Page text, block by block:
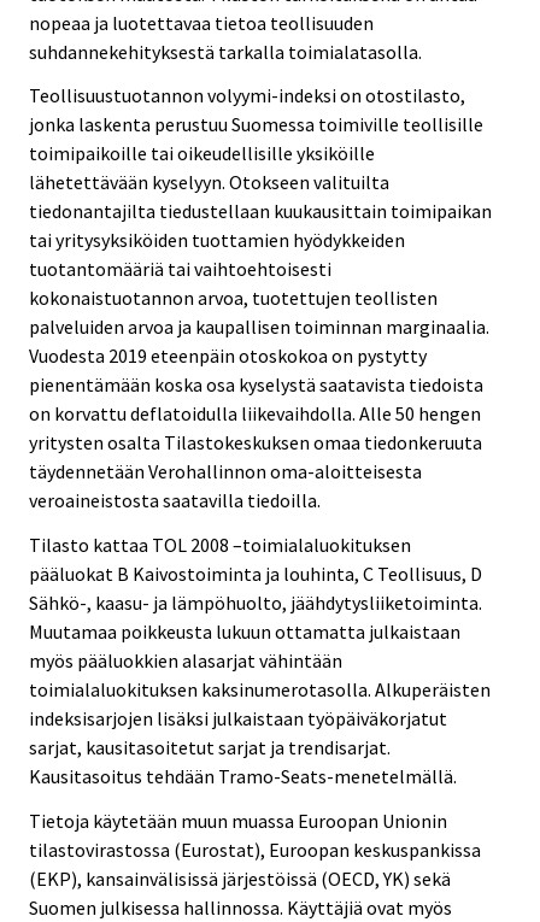
nopeaa ja luotettavaa tietoa teollisuuden
suhdannekehityksestä tarkalla toimialatasolla.
Teollisuustuotannon volyymi-indeksi on otostilasto,
jonka laskenta perustuu Suomessa toimiville teollisille
toimipaikoille tai oikeudellisille yksiköille
lähetettävään kyselyyn. Otokseen valituilta
tiedonantajilta tiedustellaan kuukausittain toimipaikan
tai yritysyksiköiden tuottamien hyödykkeiden
tuotantomääriä tai vaihtoehtoisesti
kokonaistuotannon arvoa, tuotettujen teollisten
palveluiden arvoa ja kaupallisen toiminnan marginaalia.
Vuodesta 2019 eteenpäin otoskokoa on pystytty
pienentämään koska osa kyselystä saatavista tiedoista
on korvattu deflatoidulla liikevaihdolla. Alle 50 hengen
yritysten osalta Tilastokeskuksen omaa tiedonkeruuta
täydennetään Verohallinnon oma-aloitteisesta
veroaineistosta saatavilla tiedoilla.
Tilasto kattaa TOL 2008 –toimialaluokituksen
pääluokat B Kaivostoiminta ja louhinta, C Teollisuus, D
Sähkö-, kaasu- ja lämpöhuolto, jäähdytysliiketoiminta.
Muutamaa poikkeusta lukuun ottamatta julkaistaan
myös pääluokkien alasarjat vähintään
toimialaluokituksen kaksinumerotasolla. Alkuperäisten
indeksisarjojen lisäksi julkaistaan työpäiväkorjatut
sarjat, kausitasoitetut sarjat ja trendisarjat.
Kausitasoitus tehdään Tramo-Seats-menetelmällä.
Tietoja käytetään muun muassa Euroopan Unionin
tilastovirastossa (Eurostat), Euroopan keskuspankissa
(EKP), kansainvälisissä järjestöissä (OECD, YK) sekä
Suomen julkisessa hallinnossa. Käyttäjiä ovat myös